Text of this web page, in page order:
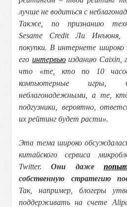
лучше не водиться с
Также, по признанию
Sesame Credit Ли Инъюня,
покупки. В интернете
его интервьюизданию Caixin,
что «те, кто по 10
компьютерные игры,
неблагонадежными, а те,
подгузники, вероятно,
их рейтинг будет расти».
Эта тема широко
китайского сервиса
Twitter.Они даже
собственную стратегию
Так, например, блогеры
поддерживать на счете